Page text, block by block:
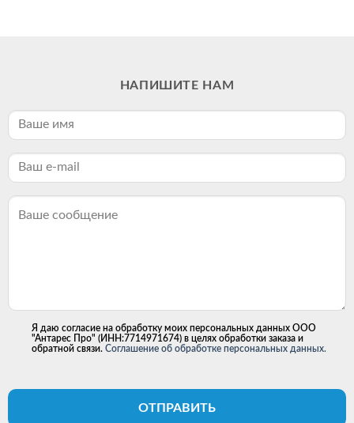
НАПИШИТЕ НАМ
Я даю согласие на обработку моих персональных данных ООО
"Антарес Про" (ИНН:7714971674) в целях обработки заказа и
обратной связи. Соглашение об обработке персональных данных.
ОТПРАВИТЬ